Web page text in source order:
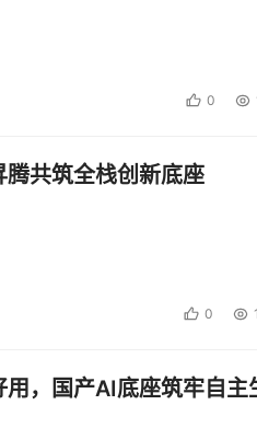
0
共筑全栈创新底座
0
，国产AI底座筑牢自主